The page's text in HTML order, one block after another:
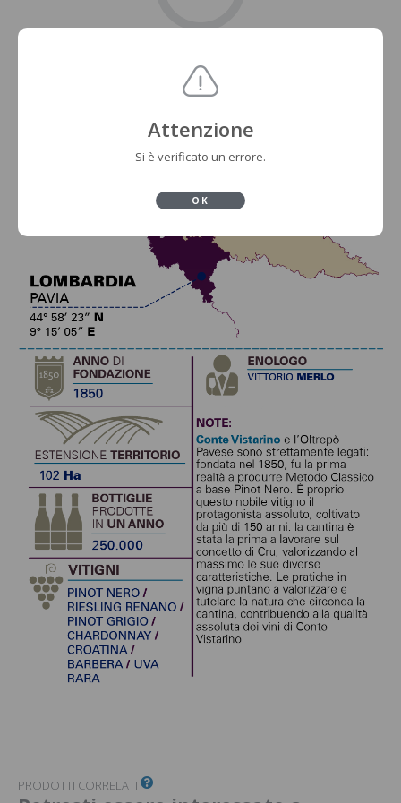
PRODOTTI CORRELATI
Attenzione
Si è verificato un errore.
OK